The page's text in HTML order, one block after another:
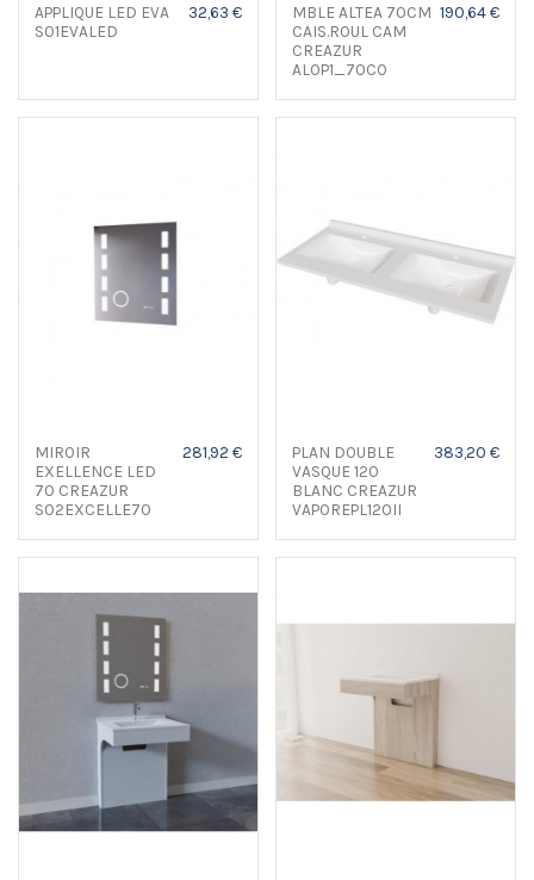
APPLIQUE LED EVA
S01EVALED
32,63 €
MBLE ALTEA 70CM
CAIS.ROUL CAM
CREAZUR
ALOP1_70CO
190,64 €
MIROIR
EXELLENCE LED
70 CREAZUR
S02EXCELLE70
281,92 €
PLAN DOUBLE
VASQUE 120
BLANC CREAZUR
VAPOREPL120II
383,20 €